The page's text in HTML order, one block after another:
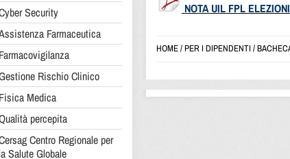
Security
Farmaceutica
Farmacovigilanza
Rischio Clinico
Fisica Medica
percepita
Centro Regionale per
Salute Globale
NOTA UIL FPL
HOME/PER I DIPENDENTI /